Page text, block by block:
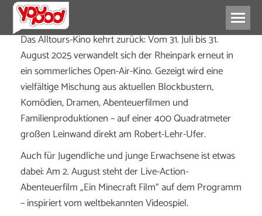
Das Alltours-Kino kehrt zurück: Vom 31. Juli bis 31.
August 2025 verwandelt sich der Rheinpark erneut in
ein sommerliches Open-Air-Kino. Gezeigt wird eine
vielfältige Mischung aus aktuellen Blockbustern,
Komödien, Dramen, Abenteuerfilmen und
Familienproduktionen – auf einer 400 Quadratmeter
großen Leinwand direkt am Robert-Lehr-Ufer.
Auch für Jugendliche und junge Erwachsene ist etwas
dabei: Am 2. August steht der Live-Action-
Abenteuerfilm „Ein Minecraft Film“ auf dem Programm
– inspiriert vom weltbekannten Videospiel.